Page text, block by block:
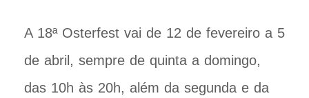
A 18ª Osterfest vai de 12 de fevereiro a 5
de abril, sempre de quinta a domingo,
das 10h às 20h, além da segunda e da